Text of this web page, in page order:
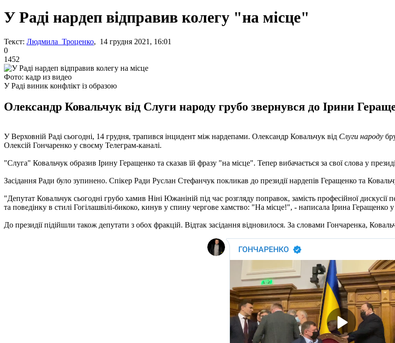
У Раді нардеп відправив колегу "на місце"
Текст: Людмила Троценко, 14 грудня 2021, 16:01
0
1452
Фото: кадр из видео
У Раді виник конфлікт із образою
Олександр Ковальчук від Слуги народу грубо звернувся до Ірини
У Верховній Раді сьогодні, 14 грудня, трапився інцидент між нардепами. Олександр Ковальчук від Слуги народу
Олексій Гончаренко у своєму Телеграм-каналі.
"Слуга" Ковальчук образив Ірину Геращенко та сказав їй фразу "на місце". Тепер вибачається за свої слова у
Засідання Ради було зупинено. Спікер Ради Руслан Стефанчук покликав до президії нардепів Геращенко та
"Депутат Ковальчук сьогодні грубо хамив Ніні Южаніній під час розгляду поправок, замість професійної
та поведінку в стилі Гогілашвілі-бикоко, кинув у спину чергове хамство: "На місце!", - написала Ірина Геращенко у
До президії підійшли також депутати з обох фракцій. Відтак засідання відновилося. За словами Гончаренка,